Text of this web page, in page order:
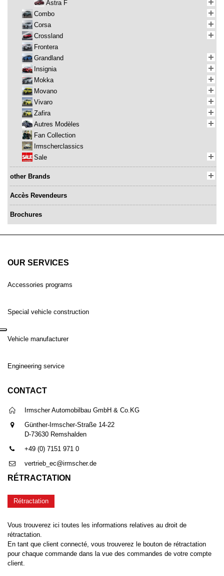
Astra F
Combo
Corsa
Crossland
Frontera
Grandland
Insignia
Mokka
Movano
Vivaro
Zafira
Autres Modèles
Fan Collection
Irmscherclassics
Sale
other Brands
Accès Revendeurs
Brochures
OUR SERVICES
Accessories programs
Special vehicle construction
Vehicle manufacturer
Engineering service
CONTACT
Irmscher Automobilbau GmbH & Co.KG
Günther-Irmscher-Straße 14-22
D-73630 Remshalden
+49 (0) 7151 971 0
vertrieb_ec@irmscher.de
RÉTRACTATION
Rétractation
Vous trouverez ici toutes les informations relatives au droit de
rétractation.
En tant que client connecté, vous trouverez le bouton de rétractation
pour chaque commande dans la vue des commandes de votre compte
client.